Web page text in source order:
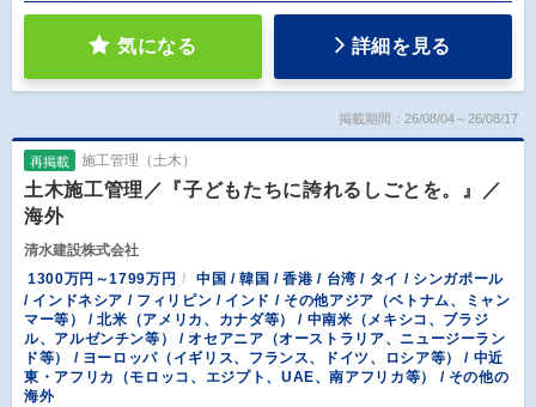
気になる 詳細を見る
掲載期間：26/08/04～26/08/17
再掲載 施工管理（土木）
土木施工管理／『子どもたちに誇れるしごとを。』／
海外
清水建設株式会社
1300万円～1799万円
中国 / 韓国 / 香港 / 台湾 / タイ / シンガポール
/ インドネシア / フィリピン / インド / その他アジア（ベトナム、ミャン
マー等） / 北米（アメリカ、カナダ等） / 中南米（メキシコ、ブラジ
ル、アルゼンチン等） / オセアニア（オーストラリア、ニュージーラン
ド等） / ヨーロッパ（イギリス、フランス、ドイツ、ロシア等） / 中近
東・アフリカ（モロッコ、エジプト、UAE、南アフリカ等） / その他の
海外